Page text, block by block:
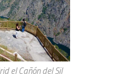
el Cañón del Sil